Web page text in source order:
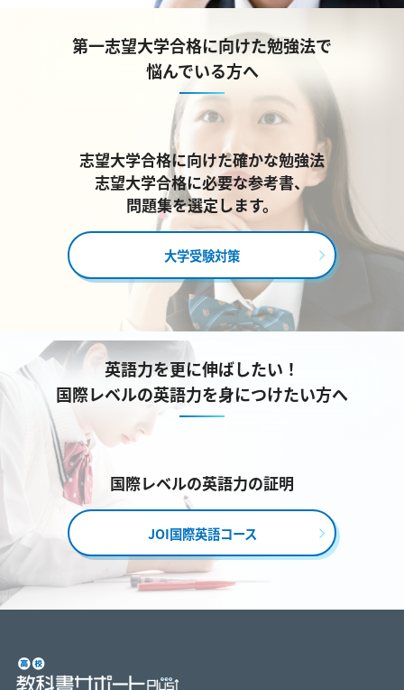
第一志望大学合格に向けた勉強法で
悩んでいる方へ
志望大学合格に向けた確かな勉強法
志望大学合格に必要な参考書、
問題集を選定します。
大学受験対策
英語力を更に伸ばしたい！
国際レベルの英語力を身につけたい方へ
国際レベルの英語力の証明
JOI国際英語コース